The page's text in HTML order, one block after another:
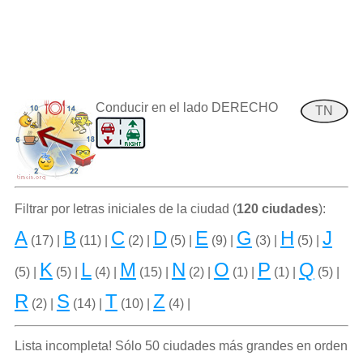
TN
Conducir en el lado DERECHO
Filtrar por letras iniciales de la ciudad (120 ciudades):
A(17) | B (11) | C (2) | D(5) | E (9) | G (3) | H (5) | J
(5) | K (5) | L(4) | M (15) | N (2) | O (1) | P (1) | Q (5) |
R (2) | S (14) | T (10) | Z (4) |
Lista incompleta! Sólo 50 ciudades más grandes en orden